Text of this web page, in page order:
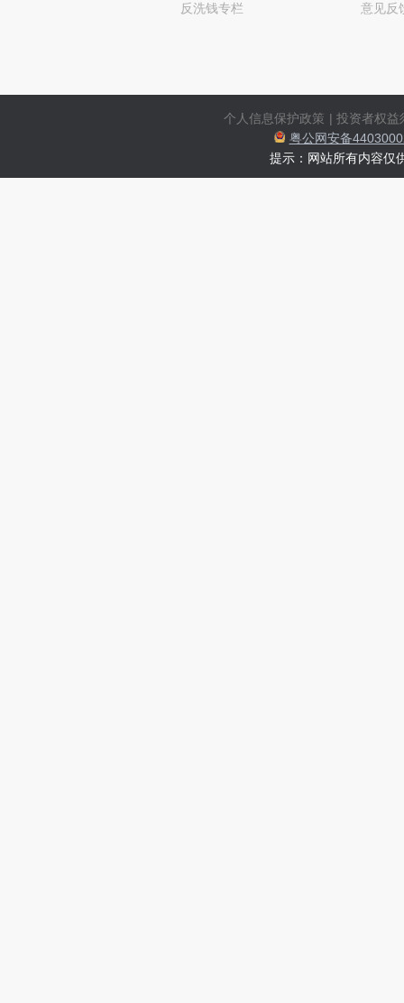
反洗钱专栏
意见反
个人信息保护政策 | 投资者权益
粤公网安备
提示：网站所有内容仅